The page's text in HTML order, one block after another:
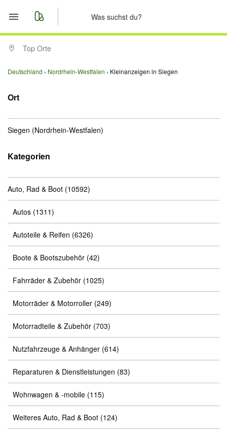
Start
Merkliste
Anzeige aufgeben
Top Orte
Deutschland Nordrhein-Westfalen Kleinanzeigen in Siegen
Ort
Siegen (Nordrhein-Westfalen)
Kategorien
Auto, Rad & Boot (10592)
Autos (1311)
Autoteile & Reifen (6326)
Boote & Bootszubehör (42)
Fahrräder & Zubehör (1025)
Motorräder & Motorroller (249)
Motorradteile & Zubehör (703)
Nutzfahrzeuge & Anhänger (614)
Reparaturen & Dienstleistungen (83)
Wohnwagen & -mobile (115)
Weiteres Auto, Rad & Boot (124)